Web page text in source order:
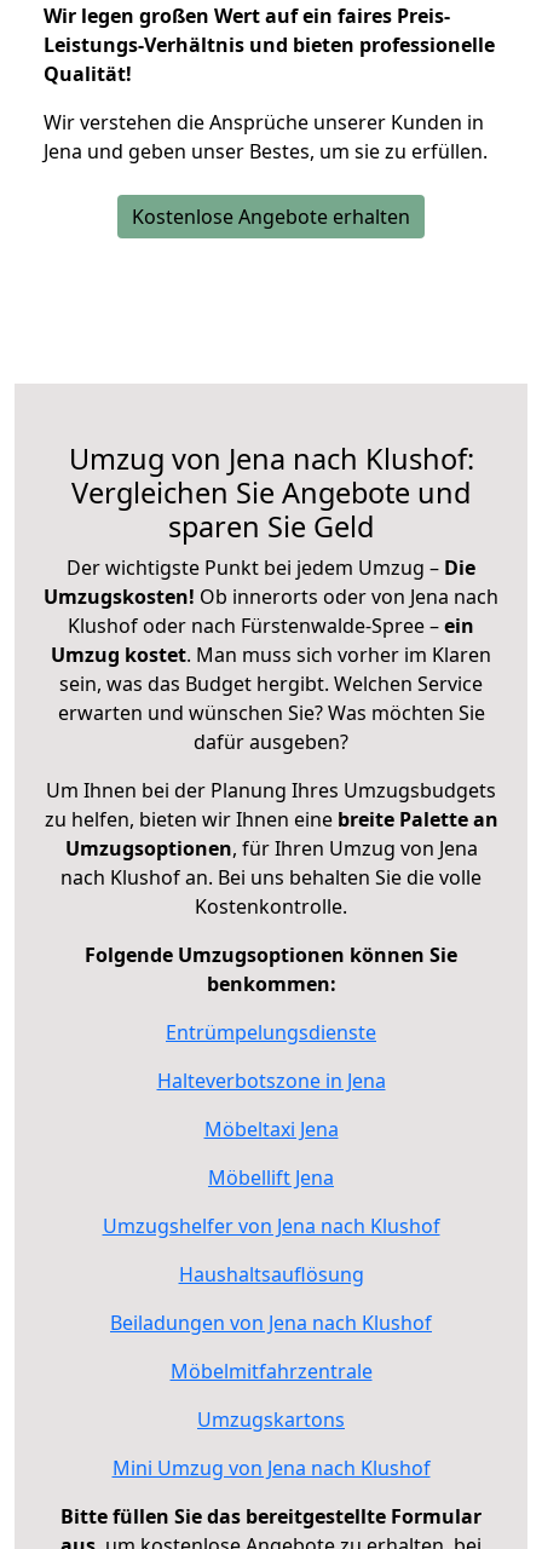
Wir legen großen Wert auf ein faires Preis-
Leistungs-Verhältnis und bieten professionelle
Qualität!
Wir verstehen die Ansprüche unserer Kunden in
Jena und geben unser Bestes, um sie zu erfüllen.
Kostenlose Angebote erhalten
Umzug von Jena nach Klushof:
Vergleichen Sie Angebote und
sparen Sie Geld
Der wichtigste Punkt bei jedem Umzug – Die
Umzugskosten! Ob innerorts oder von Jena nach
Klushof oder nach Fürstenwalde-Spree –ein
Umzug kostet. Man muss sich vorher im Klaren
sein, was das Budget hergibt. Welchen Service
erwarten und wünschen Sie? Was möchten Sie
dafür ausgeben?
Um Ihnen bei der Planung Ihres Umzugsbudgets
zu helfen, bieten wir Ihnen eine breite Palette an
Umzugsoptionen, für Ihren Umzug von Jena
nach Klushof an. Bei uns behalten Sie die volle
Kostenkontrolle.
Folgende Umzugsoptionen können Sie
benkommen:
Entrümpelungsdienste
Halteverbotszone in Jena
Möbeltaxi Jena
Möbellift Jena
Umzugshelfer von Jena nach Klushof
Haushaltsauflösung
Beiladungen von Jena nach Klushof
Möbelmitfahrzentrale
Umzugskartons
Mini Umzug von Jena nach Klushof
Bitte füllen Sie das bereitgestellte Formular